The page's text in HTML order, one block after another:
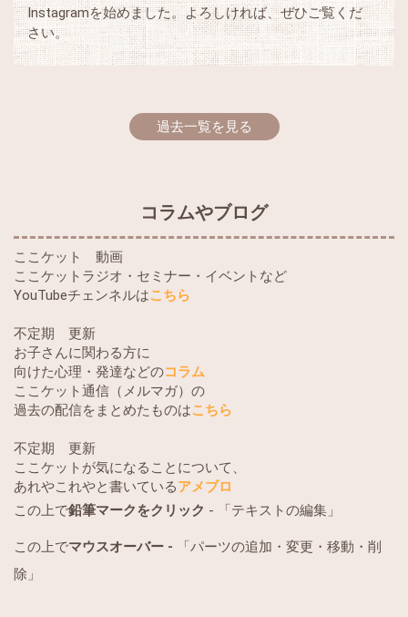
Instagramを始めました。よろしければ、ぜひご覧くだ
さい。
過去一覧を見る
コラムやブログ
ここケット 動画
ここケットラジオ・セミナー・イベントなど
YouTubeチェンネルはこちら
不定期 更新
お子さんに関わる方に
向けた心理・発達などのコラム
ここケット通信（メルマガ）の
過去の配信をまとめたものはこちら
不定期 更新
ここケットが気になることについて、
あれやこれやと書いているアメブロ
この上で鉛筆マークをクリック - 「テキストの編集」
この上でマウスオーバー -
「パーツの追加・変更・移動・削
除」